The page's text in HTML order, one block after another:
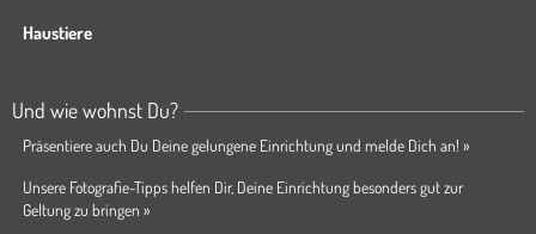
Haustiere
Und wie wohnst Du?
Präsentiere auch Du Deine gelungene Einrichtung und melde Dich an! »
Unsere Fotografie-Tipps helfen Dir, Deine Einrichtung besonders gut zur
Geltung zu bringen »